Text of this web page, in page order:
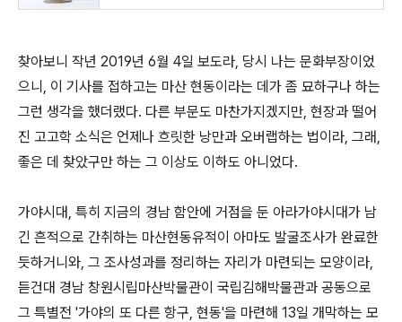
찾아보니 작년 2019년 6월 4일 보도라, 당시 나는 문화부장이었
으니, 이 기사를 접하고는 마산 현동이라는 데가 좀 묘하구나 하는
그런 생각을 했더랬다. 다른 부문도 마찬가지겠지만, 현장과 떨어
진 고고학 소식은 언제나 흐릿한 낭만과 오버랩하는 법이라, 그래,
좋은 데 찾았구만 하는 그 이상도 이하도 아니었다.
가야시대, 특히 지금의 경남 함안에 거점을 둔 아라가야시대가 남
긴 흔적으로 간취하는 마산현동유적이 아마도 발굴조사가 완료한
듯하거니와, 그 조사성과를 정리하는 자리가 마련되는 모양이라,
듣건대 경남 창원시립마산박물관이 국립김해박물관과 공동으로
그 특별전 '가야의 또 다른 항구, 현동'을 마련해 13일 개막하는 모